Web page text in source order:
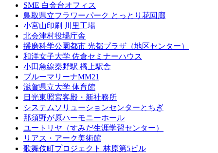
SME 白金台オフィス
鳥取県立フラワーパーク とっとり花回廊
小宮山印刷 川里工場
北会津村役場庁舎
播磨科学公園都市 光都プラザ（地区センター）
和洋女子大学 佐倉セミナーハウス
小田急線秦野駅 橋上駅舎
ブルーマリーナMM21
滋賀県立大学 体育館
日光東照宮客殿・新社務所
システムソリューションセンターとちぎ
那須野が原ハーモニーホール
ユートリヤ（すみだ生涯学習センター）
リアス・アーク美術館
歌舞伎町プロジェクト 林原第5ビル